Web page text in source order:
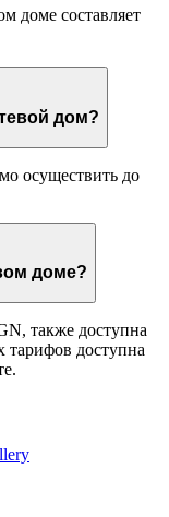
доме составляет
заезд и выезд в гостевой дом?
осуществить до
в гостевом доме?
также доступна
тарифов доступна